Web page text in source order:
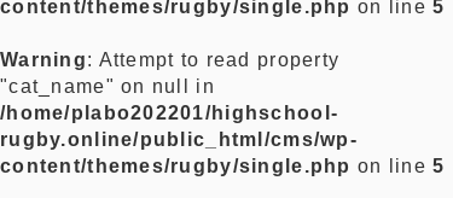
お問い合わせ
content/themes/rugby/single.php on line5
Warning: Attempt to read property
"cat_name" on null in
/home/plabo202201/highschool-
rugby.online/public_html/cms/wp-
content/themes/rugby/single.php on line5